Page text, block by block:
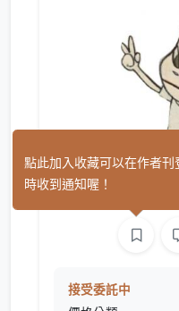
接受委託中
點此加入收藏可以在作者刊
時收到通知喔！